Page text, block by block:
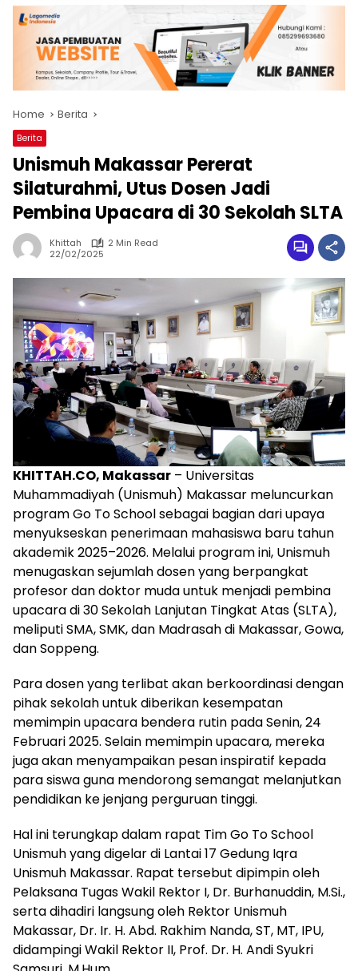
Home Berita
Berita
Unismuh Makassar Pererat
Silaturahmi, Utus Dosen Jadi
Pembina Upacara di 30 Sekolah SLTA
Khittah
2 Min Read
22/02/2025
KHITTAH.CO, Makassar – Universitas
Muhammadiyah (Unismuh) Makassar meluncurkan
program Go To School sebagai bagian dari upaya
menyukseskan penerimaan mahasiswa baru tahun
akademik 2025–2026. Melalui program ini, Unismuh
menugaskan sejumlah dosen yang berpangkat
profesor dan doktor muda untuk menjadi pembina
upacara di 30 Sekolah Lanjutan Tingkat Atas (SLTA),
meliputi SMA, SMK, dan Madrasah di Makassar, Gowa,
dan Soppeng.
Para dosen yang terlibat akan berkoordinasi dengan
pihak sekolah untuk diberikan kesempatan
memimpin upacara bendera rutin pada Senin, 24
Februari 2025. Selain memimpin upacara, mereka
juga akan menyampaikan pesan inspiratif kepada
para siswa guna mendorong semangat melanjutkan
pendidikan ke jenjang perguruan tinggi.
Hal ini terungkap dalam rapat Tim Go To School
Unismuh yang digelar di Lantai 17 Gedung Iqra
Unismuh Makassar. Rapat tersebut dipimpin oleh
Pelaksana Tugas Wakil Rektor I, Dr. Burhanuddin, M.Si.,
serta dihadiri langsung oleh Rektor Unismuh
Makassar, Dr. Ir. H. Abd. Rakhim Nanda, ST, MT, IPU,
didampingi Wakil Rektor II, Prof. Dr. H. Andi Syukri